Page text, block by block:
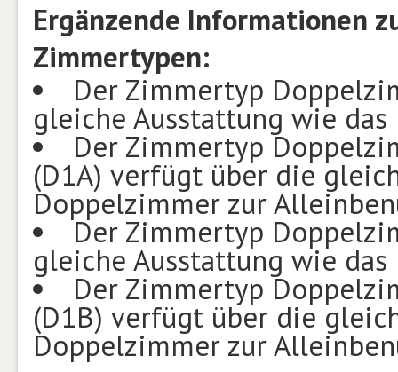
Ergänzende Informationen
Zimmertypen:
Der Zimmertyp
gleiche Ausstattung wie
Der Zimmertyp
(D1A) verfügt über die
Doppelzimmer zur
Der Zimmertyp
gleiche Ausstattung wie
Der Zimmertyp
(D1B) verfügt über die
Doppelzimmer zur